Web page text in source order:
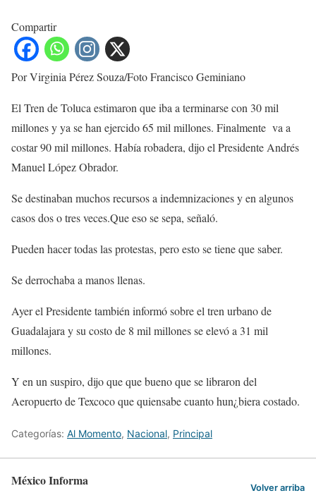
Compartir
Por Virginia Pérez Souza/Foto Francisco Geminiano
El Tren de Toluca estimaron que iba a terminarse con 30 mil
millones y ya se han ejercido 65 mil millones. Finalmente va a
costar 90 mil millones. Había robadera, dijo el Presidente Andrés
Manuel López Obrador.
Se destinaban muchos recursos a indemnizaciones y en algunos
casos dos o tres veces.Que eso se sepa, señaló.
Pueden hacer todas las protestas, pero esto se tiene que saber.
Se derrochaba a manos llenas.
Ayer el Presidente también informó sobre el tren urbano de
Guadalajara y su costo de 8 mil millones se elevó a 31 mil
millones.
Y en un suspiro, dijo que que bueno que se libraron del
Aeropuerto de Texcoco que quiensabe cuanto hun¿biera costado.
Categorías: Al Momento, Nacional, Principal
México Informa Volver arriba